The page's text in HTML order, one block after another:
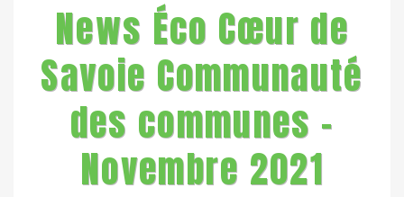
News Éco Cœur de
Savoie Communauté
des communes -
Novembre 2021